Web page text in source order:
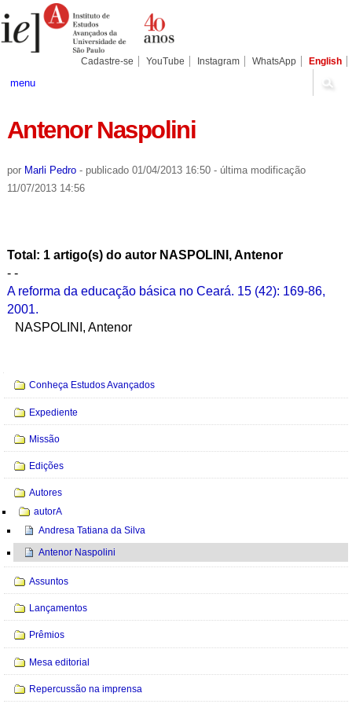
para
conteúdo.
Pessoais
Cadastre-se YouTube Instagram WhatsApp English
menu
Antenor Naspolini
por Marli Pedro - publicado01/04/2013 16:50 - última modificação
11/07/2013 14:56
Total: 1 artigo(s) do autor NASPOLINI, Antenor
- -
A reforma da educação básica no Ceará. 15 (42): 169-86,
2001.
NASPOLINI, Antenor
Navegação
Conheça Estudos Avançados
Expediente
Missão
Edições
Autores
autorA
Andresa Tatiana da Silva
Antenor Naspolini
Assuntos
Lançamentos
Prêmios
Mesa editorial
Repercussão na imprensa